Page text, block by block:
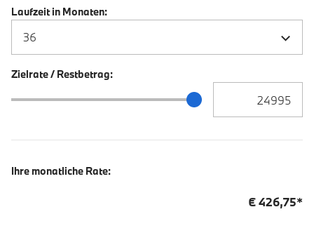
Laufzeit in Monaten:
Zielrate / Restbetrag:
Zielrate / Restbetrag Schieberegler
Ihre monatliche Rate:
€426,75*